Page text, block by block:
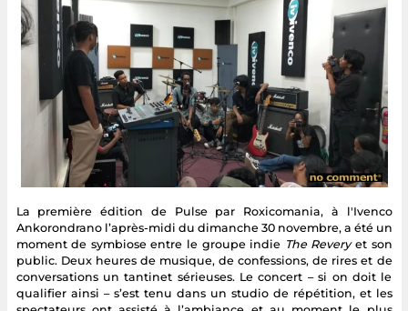
La première édition de Pulse par Roxicomania, à l'Ivenco
Ankorondrano l’après-midi du dimanche 30 novembre, a été un
moment de symbiose entre le groupe indie The Reveryet son
public. Deux heures de musique, de confessions, de rires et de
conversations un tantinet sérieuses. Le concert – si on doit le
qualifier ainsi – s’est tenu dans un studio de répétition, et les